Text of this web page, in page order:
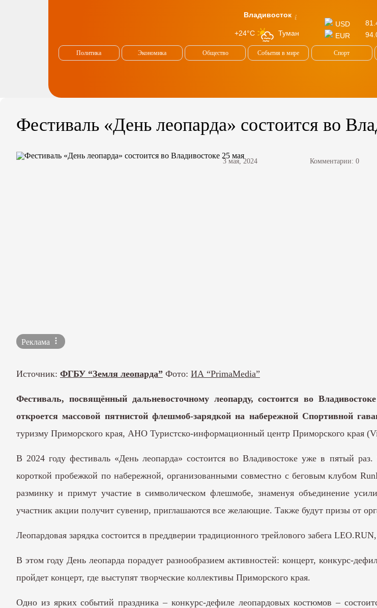
Владивосток
+24°C Туман
USD
EUR
Политика Экономика Общество События в мире Спорт
Фестиваль «День леопарда» состоится во
3 мая, 2024 Комментарии: 0
Реклама
Источник: ФГБУ “Земля леопарда” Фото: ИА “PrimaMedia”
Фестиваль, посвящённый дальневосточному леопарду, состоится во
откроется массовой пятнистой флешмоб-зарядкой на набережной Спортивной
туризму Приморского края, АНО Туристско-информационный центр Приморского края
В 2024 году фестиваль «День леопарда» состоится во Владивостоке уже в пятый
короткой пробежкой по набережной, организованными совместно с беговым клубом
разминку и примут участие в символическом флешмобе, знаменуя объединение
участник акции получит сувенир, приглашаются все желающие. Также будут призы от
Леопардовая зарядка состоится в преддверии традиционного трейлового забега
В этом году День леопарда порадует разнообразием активностей: концерт, конкурс-
пройдет концерт, где выступят творческие коллективы Приморского края.
Одно из ярких событий праздника – конкурс-дефиле леопардовых костюмов –